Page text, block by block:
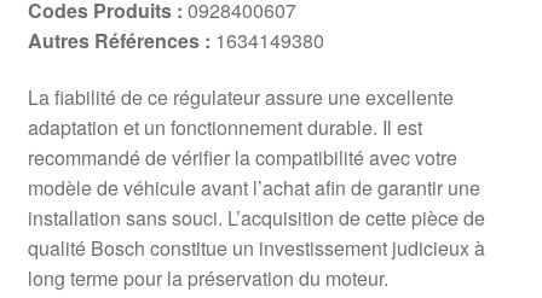
Codes Produits : 0928400607
Autres Références : 1634149380
La fiabilité de ce régulateur assure une excellente
adaptation et un fonctionnement durable. Il est
recommandé de vérifier la compatibilité avec votre
modèle de véhicule avant l’achat afin de garantir une
installation sans souci. L’acquisition de cette pièce de
qualité Bosch constitue un investissement judicieux à
long terme pour la préservation du moteur.